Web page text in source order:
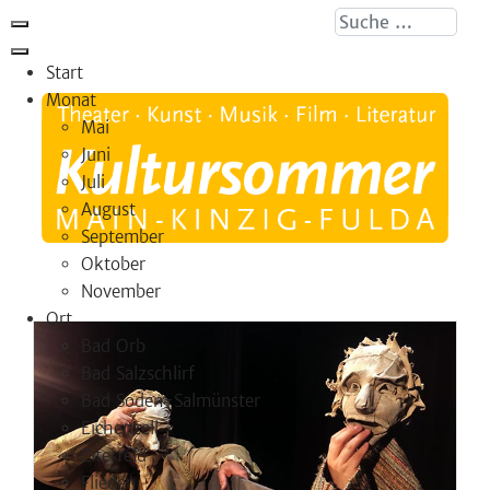
Suche ...
Start
Monat
Mai
Juni
Juli
August
September
Oktober
November
Ort
Bad Orb
Bad Salzschlirf
Bad Soden-Salmünster
Eichenzell
Eiterfeld
Flieden